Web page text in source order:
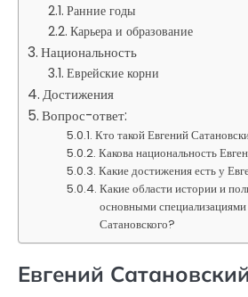
Ранние годы
Карьера и образование
Национальность
Еврейские корни
Достижения
Вопрос-ответ:
Кто такой Евгений
Какова национальность
Какие достижения есть у
Какие области истории и
основными
Сатановского?
Евгений Сатановский